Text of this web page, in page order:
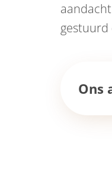
gestuurd
Ons